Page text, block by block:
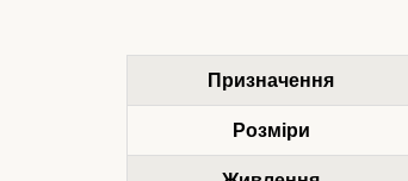
Призначення
Розміри